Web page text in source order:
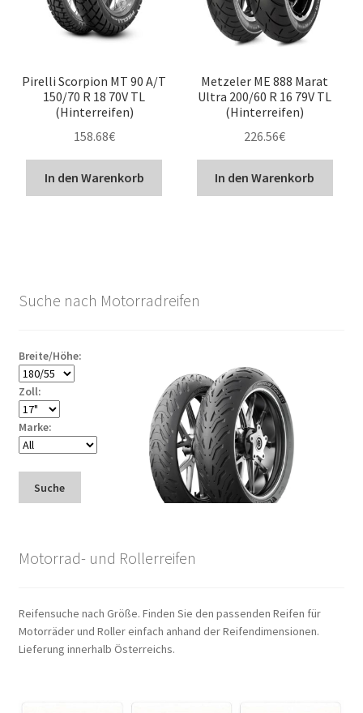
Pirelli Scorpion MT 90 A/T
150/70 R 18 70V TL
(Hinterreifen)
158.68€
In den Warenkorb
Metzeler ME 888 Marat
Ultra 200/60 R 16 79V TL
(Hinterreifen)
226.56€
In den Warenkorb
Suche nach Motorradreifen
Breite/Höhe:
Zoll:
Marke:
Suche
Motorrad- und Rollerreifen
Reifensuche nach Größe. Finden Sie den passenden Reifen für
Motorräder und Roller einfach anhand der Reifendimensionen.
Lieferung innerhalb Österreichs.